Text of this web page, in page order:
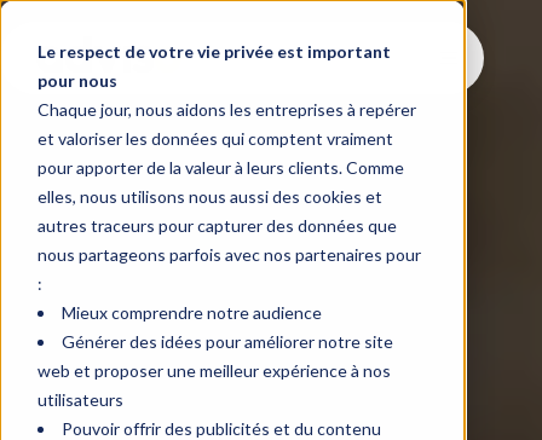
Le respect de votre vie privée est important
pour nous
Chaque jour, nous aidons les entreprises à repérer
et valoriser les données qui comptent vraiment
pour apporter de la valeur à leurs clients. Comme
elles, nous utilisons nous aussi des cookies et
autres traceurs pour capturer des données que
nous partageons parfois avec nos partenaires pour
:
Mieux comprendre notre audience
Générer des idées pour améliorer notre site
web et proposer une meilleur expérience à nos
utilisateurs
Pouvoir offrir des publicités et du contenu